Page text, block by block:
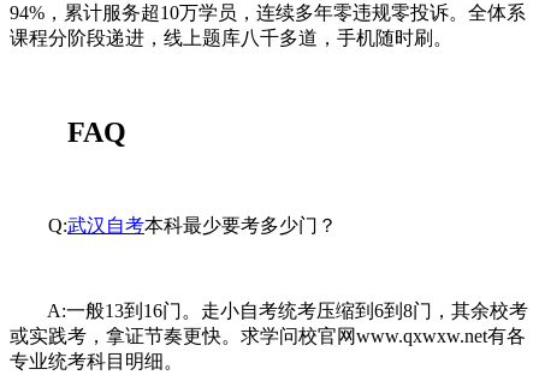
94%，累计服务超10万学员，连续多年零违规零投诉。全体系
课程分阶段递进，线上题库八千多道，手机随时刷。
FAQ
Q:武汉自考本科最少要考多少门？
A:一般13到16门。走小自考统考压缩到6到8门，其余校考
或实践考，拿证节奏更快。求学问校官网www.qxwxw.net有各
专业统考科目明细。